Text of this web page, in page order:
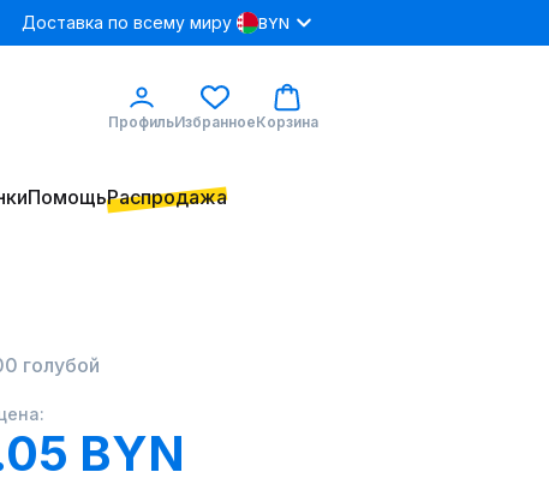
Доставка по всему миру BYN
ПрофильИзбранноеКорзина
ПомощьРаспродажа
голубой
BYN